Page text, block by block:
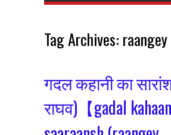
Tag Archives:
गदल कहानी का
राघव)【gadal